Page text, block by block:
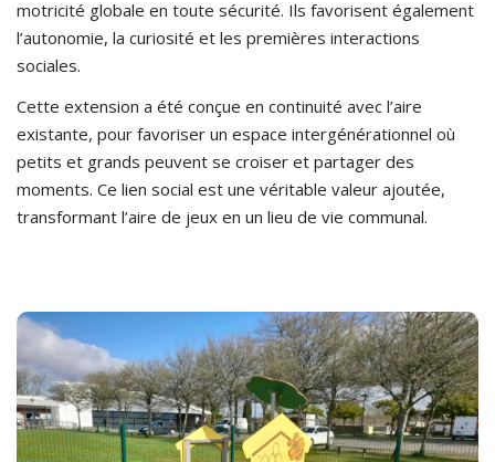
motricité globale en toute sécurité. Ils favorisent également
l’autonomie, la curiosité et les premières interactions
sociales.
Cette extension a été conçue en continuité avec l’aire
existante, pour favoriser un espace intergénérationnel où
petits et grands peuvent se croiser et partager des
moments. Ce lien social est une véritable valeur ajoutée,
transformant l’aire de jeux en un lieu de vie communal.